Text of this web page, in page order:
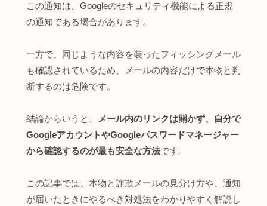
この通知は、Googleのセキュリティ機能による正規
の通知である場合があります。
一方で、同じような内容を装ったフィッシングメール
も確認されているため、メールの内容だけで本物と判
断するのは危険です。
結論からいうと、
メール内のリンクは開かず、自分で
GoogleアカウントやGoogleパスワードマネージャー
から確認するのが最も安全な方法です。
この記事では、本物と詐欺メールの見分け方や、通知
が届いたときにやるべき対処法をわかりやすく解説し